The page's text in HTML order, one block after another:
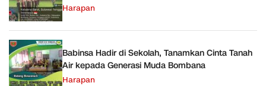
Harapan
Babinsa Hadir di Sekolah, Tanamkan Cinta Tanah
Air kepada Generasi Muda Bombana
Harapan